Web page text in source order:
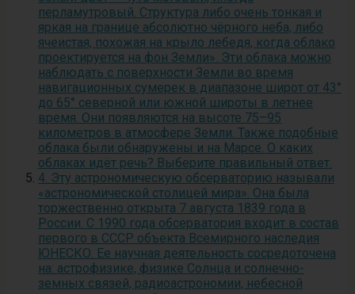
перламутровый. Структура либо очень тонкая и
яркая на границе абсолютно чёрного неба, либо
ячеистая, похожая на крыло лебедя, когда облако
проектируется на фон Земли». Эти облака можно
наблюдать с поверхности Земли во время
навигационных сумерек в диапазоне широт от 43°
до 65° северной или южной широты в летнее
время. Они появляются на высоте 75–95
километров в атмосфере Земли. Также подобные
облака были обнаружены и на Марсе. О каких
облаках идёт речь? Выберите правильный ответ.
4. Эту астрономическую обсерваторию называли
«астрономической столицей мира». Она была
торжественно открыта 7 августа 1839 года в
России. С 1990 года обсерватория входит в состав
первого в СССР объекта Всемирного наследия
ЮНЕСКО. Ее научная деятельность сосредоточена
на: астрофизике, физике Солнца и солнечно-
земных связей, радиоастрономии, небесной